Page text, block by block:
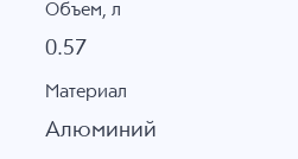
Объем, л
0.57
Материал
Алюминий